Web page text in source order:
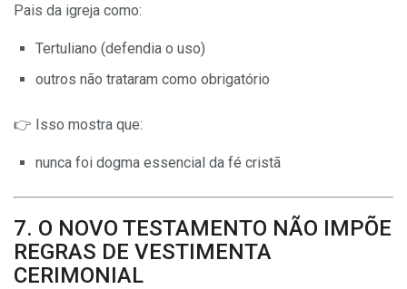
Pais da igreja como:
Tertuliano (defendia o uso)
outros não trataram como obrigatório
👉 Isso mostra que:
nunca foi dogma essencial da fé cristã
7. O NOVO TESTAMENTO NÃO IMPÕE
REGRAS DE VESTIMENTA
CERIMONIAL